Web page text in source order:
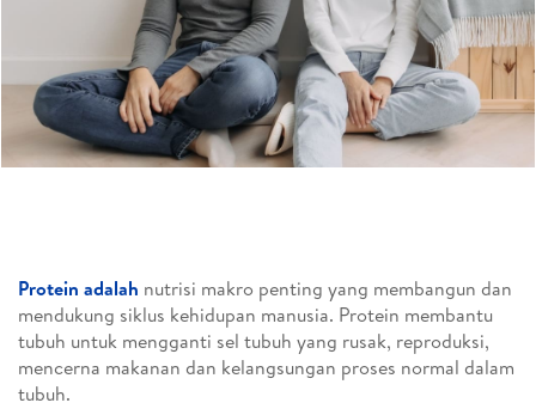
Protein adalah nutrisi makro penting yang membangun dan
mendukung siklus kehidupan manusia. Protein membantu
tubuh untuk mengganti sel tubuh yang rusak, reproduksi,
mencerna makanan dan kelangsungan proses normal dalam
tubuh.